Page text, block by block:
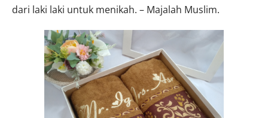
dari laki laki untuk menikah. – Majalah Muslim.